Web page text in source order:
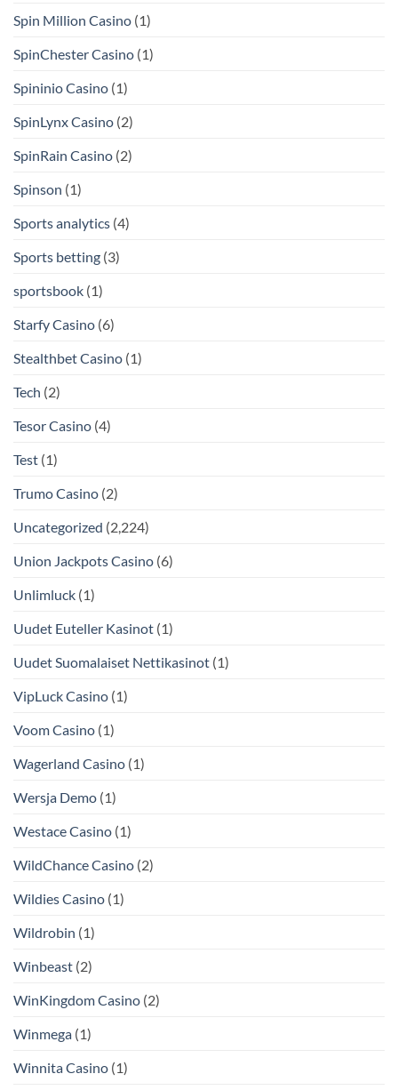
Spin Million Casino (1)
SpinChester Casino (1)
Spininio Casino (1)
SpinLynx Casino (2)
SpinRain Casino (2)
Spinson (1)
Sports analytics (4)
Sports betting (3)
sportsbook (1)
Starfy Casino (6)
Stealthbet Casino (1)
Tech (2)
Tesor Casino (4)
Test (1)
Trumo Casino (2)
Uncategorized (2,224)
Union Jackpots Casino (6)
Unlimluck (1)
Uudet Euteller Kasinot (1)
Uudet Suomalaiset Nettikasinot (1)
VipLuck Casino (1)
Voom Casino (1)
Wagerland Casino (1)
Wersja Demo (1)
Westace Casino (1)
WildChance Casino (2)
Wildies Casino (1)
Wildrobin (1)
Winbeast (2)
WinKingdom Casino (2)
Winmega (1)
Winnita Casino (1)